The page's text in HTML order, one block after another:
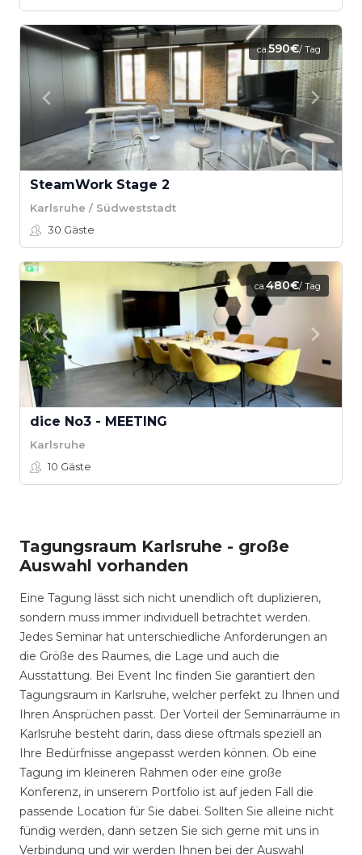
ca.590€/ Tag
SteamWork Stage 2
Karlsruhe / Südweststadt
30 Gäste
ca.480€/ Tag
dice No3 - MEETING
Karlsruhe
10 Gäste
Tagungsraum Karlsruhe - große
Auswahl vorhanden
Eine Tagung lässt sich nicht unendlich oft duplizieren,
sondern muss immer individuell betrachtet werden.
Jedes Seminar hat unterschiedliche Anforderungen an
die Größe des Raumes, die Lage und auch die
Ausstattung. Bei Event Inc finden Sie garantiert den
Tagungsraum in Karlsruhe, welcher perfekt zu Ihnen und
Ihren Ansprüchen passt. Der Vorteil der Seminarräume in
Karlsruhe besteht darin, dass diese oftmals speziell an
Ihre Bedürfnisse angepasst werden können. Ob eine
Tagung im kleineren Rahmen oder eine große
Konferenz, in unserem Portfolio ist auf jeden Fall die
passende Location für Sie dabei. Sollten Sie alleine nicht
fündig werden, dann setzen Sie sich gerne mit uns in
Verbindung und wir werden Ihnen bei der Auswahl